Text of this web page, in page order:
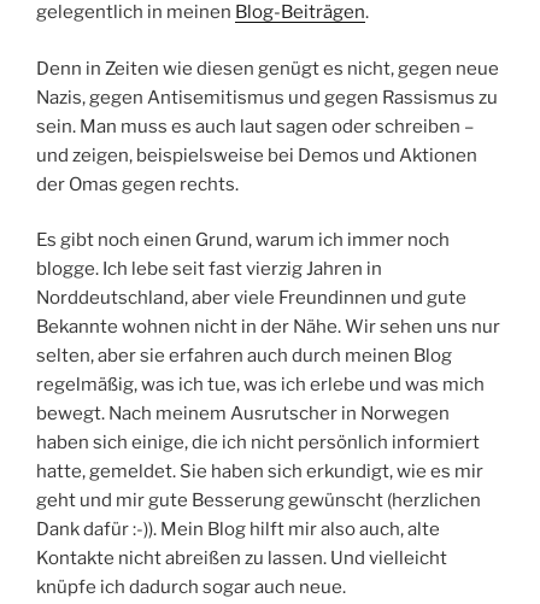
gelegentlich in meinen Blog-Beiträgen.
Denn in Zeiten wie diesen genügt es nicht, gegen neue
Nazis, gegen Antisemitismus und gegen Rassismus zu
sein. Man muss es auch laut sagen oder schreiben –
und zeigen, beispielsweise bei Demos und Aktionen
der Omas gegen rechts.
Es gibt noch einen Grund, warum ich immer noch
blogge. Ich lebe seit fast vierzig Jahren in
Norddeutschland, aber viele Freundinnen und gute
Bekannte wohnen nicht in der Nähe. Wir sehen uns nur
selten, aber sie erfahren auch durch meinen Blog
regelmäßig, was ich tue, was ich erlebe und was mich
bewegt. Nach meinem Ausrutscher in Norwegen
haben sich einige, die ich nicht persönlich informiert
hatte, gemeldet. Sie haben sich erkundigt, wie es mir
geht und mir gute Besserung gewünscht (herzlichen
Dank dafür :-)). Mein Blog hilft mir also auch, alte
Kontakte nicht abreißen zu lassen. Und vielleicht
knüpfe ich dadurch sogar auch neue.